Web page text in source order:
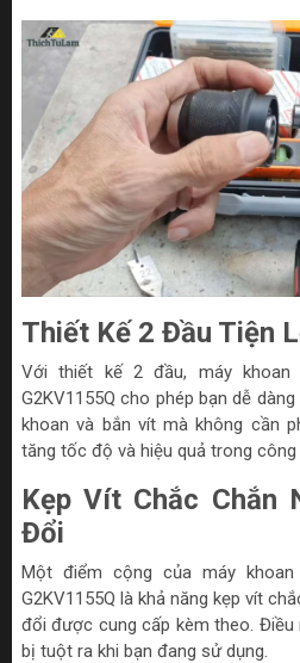
Thiết Kế 2 Đầu Tiện
Với thiết kế 2 đầu, máy khoan
G2KV1155Q cho phép bạn dễ
khoan và bắn vít mà không cần
tăng tốc độ và hiệu quả trong công
Kẹp Vít Chắc Chắn
Đổi
Một điểm cộng của máy
G2KV1155Q là khả năng kẹp vít
đổi được cung cấp kèm theo. Điều
bị tuột ra khi bạn đang sử dụng.